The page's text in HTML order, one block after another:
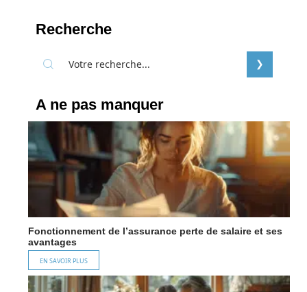
Recherche
A ne pas manquer
Fonctionnement de l’assurance perte de salaire et ses
avantages
EN SAVOIR PLUS